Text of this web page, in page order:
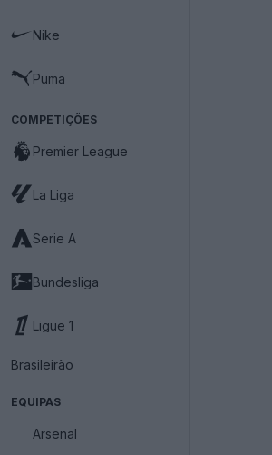
Nike
Puma
COMPETIÇÕES
Premier League
La Liga
Serie A
Bundesliga
Ligue 1
Brasileirão
EQUIPAS
Arsenal